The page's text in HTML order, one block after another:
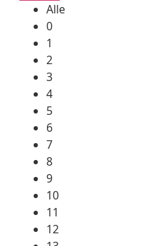
Alle
0
1
2
3
4
5
6
7
8
9
10
11
12